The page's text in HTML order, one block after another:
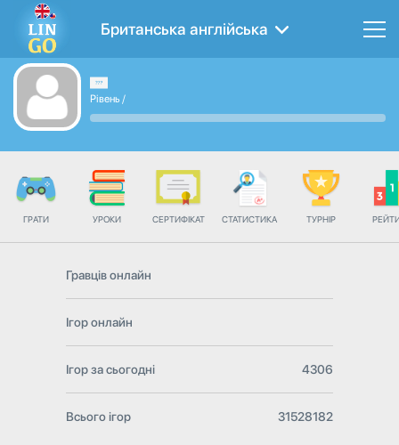
Британська англійська
Рівень /
ГРАТИ УРОКИ СЕРТИФІКАТ СТАТИСТИКА ТУРНІР
Гравців онлайн
Ігор онлайн
Ігор за сьогодні 4306
Всього ігор 31528182